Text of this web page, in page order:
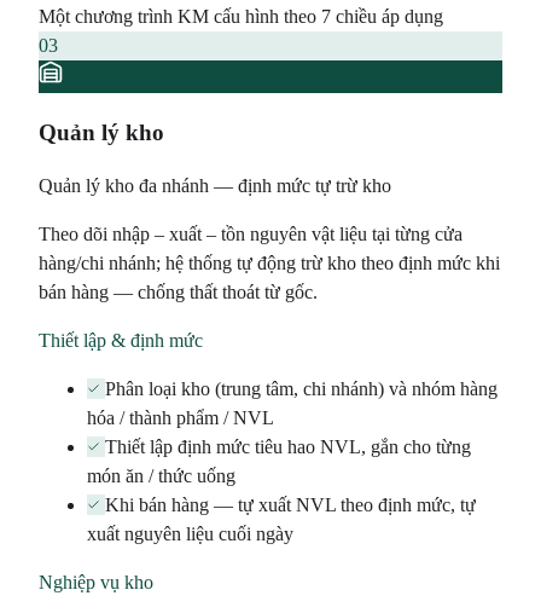
Một chương trình KM cấu hình theo 7 chiều áp dụng
03
Quản lý kho
Quản lý kho đa nhánh — định mức tự trừ kho
Theo dõi nhập – xuất – tồn nguyên vật liệu tại từng cửa
hàng/chi nhánh; hệ thống tự động trừ kho theo định mức khi
bán hàng — chống thất thoát từ gốc.
Thiết lập & định mức
Phân loại kho (trung tâm, chi nhánh) và nhóm hàng
hóa / thành phẩm / NVL
Thiết lập định mức tiêu hao NVL, gắn cho từng
món ăn / thức uống
Khi bán hàng — tự xuất NVL theo định mức, tự
xuất nguyên liệu cuối ngày
Nghiệp vụ kho